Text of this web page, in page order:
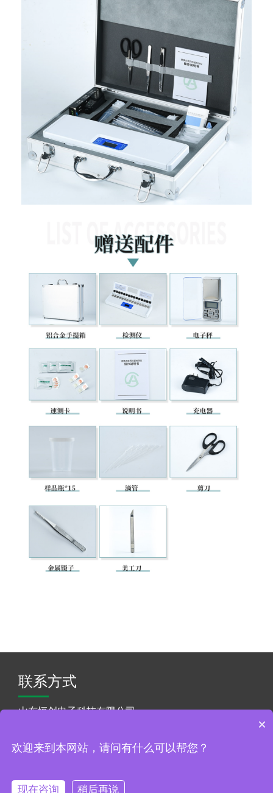
联系方式
山东恒创电子科技有限公司
手机：130-7079-5781
地址：山东省潍坊市奎文区胜利东街
×
欢迎来到本网站，请问有什么可以帮您？
现在咨询 稍后再说